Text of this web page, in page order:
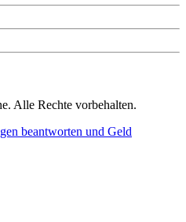
Alle Rechte vorbehalten.